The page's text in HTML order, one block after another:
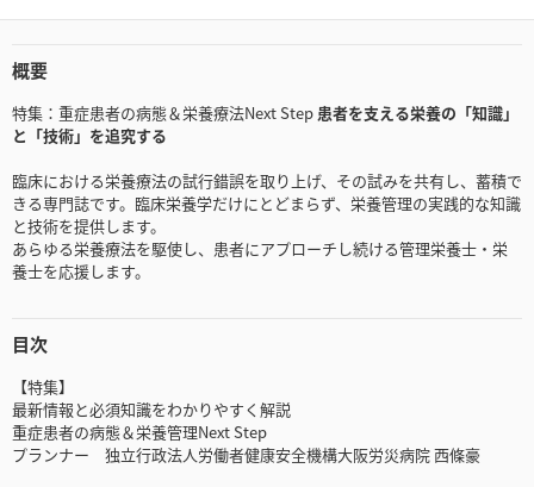
概要
特集：重症患者の病態＆栄養療法Next Step 患者を支える栄養の「知識」
と「技術」を追究する
臨床における栄養療法の試行錯誤を取り上げ、その試みを共有し、蓄積で
きる専門誌です。臨床栄養学だけにとどまらず、栄養管理の実践的な知識
と技術を提供します。
あらゆる栄養療法を駆使し、患者にアプローチし続ける管理栄養士・栄
養士を応援します。
目次
【特集】
最新情報と必須知識をわかりやすく解説
重症患者の病態＆栄養管理Next Step
プランナー 独立行政法人労働者健康安全機構大阪労災病院 西條豪